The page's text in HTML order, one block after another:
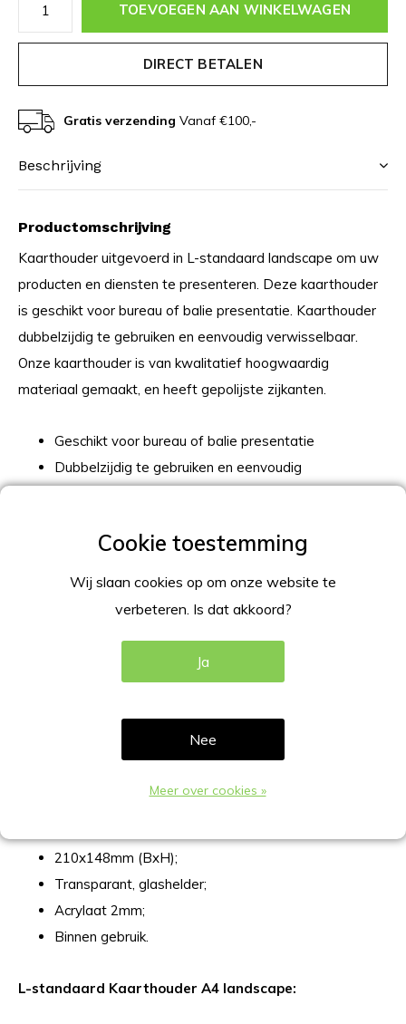
TOEVOEGEN AAN WINKELWAGEN
DIRECT BETALEN
Gratis verzending Vanaf €100,-
Beschrijving
Productomschrijving
Kaarthouder uitgevoerd in L-standaard landscape om uw
producten en diensten te presenteren. Deze kaarthouder
is geschikt voor bureau of balie presentatie. Kaarthouder
dubbelzijdig te gebruiken en eenvoudig verwisselbaar.
Onze kaarthouder is van kwalitatief hoogwaardig
materiaal gemaakt, en heeft gepolijste zijkanten.
Geschikt voor bureau of balie presentatie
Dubbelzijdig te gebruiken en eenvoudig
zijkanten
Binnen gebruik.
210x148mm (BxH);
Transparant, glashelder;
Acrylaat 2mm;
Binnen gebruik.
L-standaard Kaarthouder A4 landscape:
Wij slaan cookies op om onze website te
verbeteren. Is dat akkoord?
Ja
Nee
Meer over cookies »